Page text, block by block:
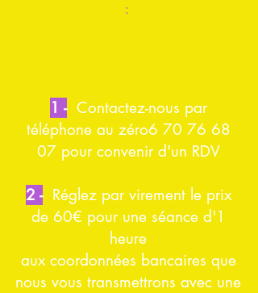
:
1 -Contactez-nous par
téléphone au zéro6 70 76 68
07pour convenir d'un RDV​
2 -Réglez par virement le prix
de 60€ pour une séance d'1
heure
aux coordonnées bancaires que
nous vous transmettrons avec une